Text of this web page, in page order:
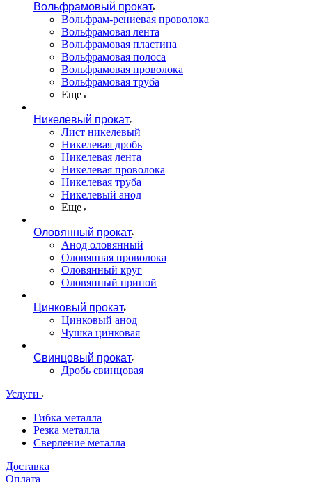
Вольфрамовый прокат
Вольфрам-рениевая проволока
Вольфрамовая лента
Вольфрамовая пластина
Вольфрамовая полоса
Вольфрамовая проволока
Вольфрамовая труба
Еще
Никелевый прокат
Лист никелевый
Никелевая дробь
Никелевая лента
Никелевая проволока
Никелевая труба
Никелевый анод
Еще
Оловянный прокат
Анод оловянный
Оловянная проволока
Оловянный круг
Оловянный припой
Цинковый прокат
Цинковый анод
Чушка цинковая
Свинцовый прокат
Дробь свинцовая
Услуги
Гибка металла
Резка металла
Сверление металла
Доставка
Оплата